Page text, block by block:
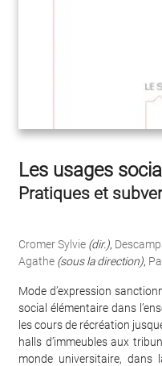
Les usages
Pratiques et
Cromer Sylvie (dir.),
Agathe (sous la direction),
Mode d’expression
social élémentaire dans
les cours de récréation
halls d’immeubles aux
monde universitaire, dans